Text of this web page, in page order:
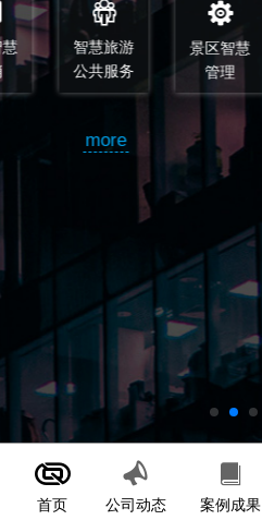
首页 公司动态 案例成果
智慧旅游
规划